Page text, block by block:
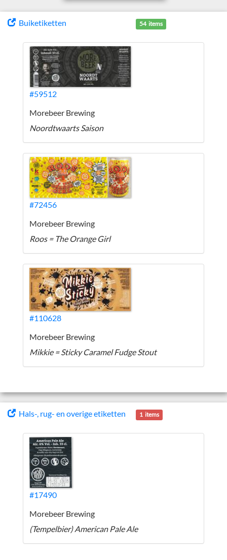
Buiketiketten 54 items
#59512
Morebeer Brewing
Noordtwaarts Saison
#72456
Morebeer Brewing
Roos = The Orange Girl
#110628
Morebeer Brewing
Mikkie = Sticky Caramel Fudge Stout
Hals-, rug- en overige etiketten 1 items
#17490
Morebeer Brewing
(Tempelbier) American Pale Ale